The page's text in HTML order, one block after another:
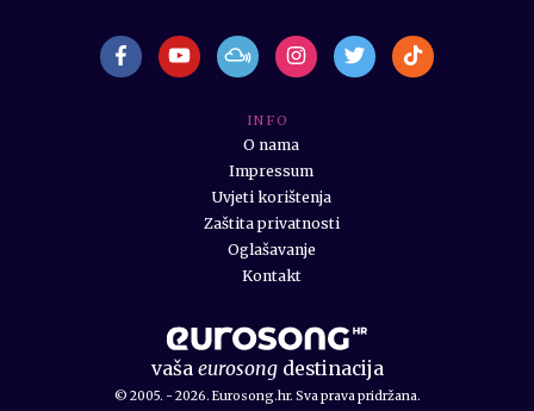
vaša eurosongdestinacija
© 2005. - 2026. Eurosong.hr. Sva prava pridržana.
I N F O
O nama
Impressum
Uvjeti korištenja
Zaštita privatnosti
Oglašavanje
Kontakt